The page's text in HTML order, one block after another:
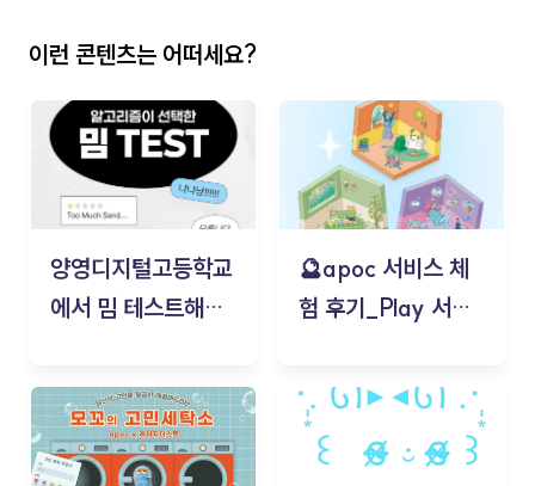
이런 콘텐츠는 어떠세요?
양영디지털고등학교
에서 밈 테스트해보
🔮apoc 서비스 체
험 후기_Play 서비
김태현